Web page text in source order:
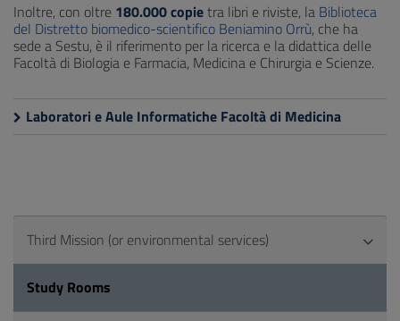
Inoltre, con oltre 180.000 copietra libri e riviste, la Biblioteca
del Distretto biomedico-scientifico Beniamino Orrù, che ha
sede a Sestu, è il riferimento per la ricerca e la didattica delle
Facoltà di Biologia e Farmacia, Medicina e Chirurgia e Scienze.
Laboratori e Aule Informatiche Facoltà di Medicina
Third Mission (or environmental services)
Study Rooms